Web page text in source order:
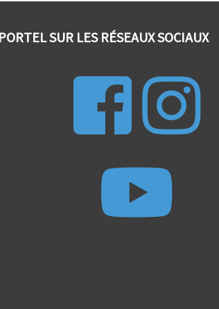
SUR LES RÉSEAUX SOCIAUX